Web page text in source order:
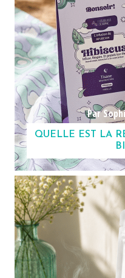
Par
QUELLE EST LA